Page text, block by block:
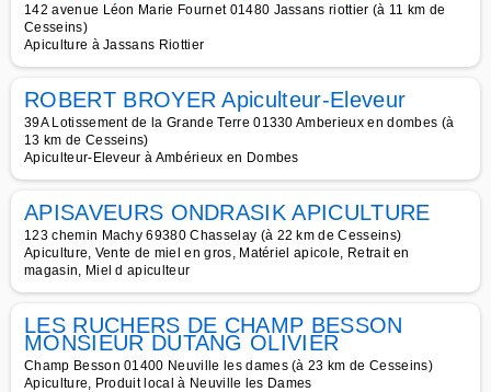
142 avenue Léon Marie Fournet 01480 Jassans riottier (à 11 km de
Cesseins)
Apiculture à Jassans Riottier
ROBERT BROYER Apiculteur-Eleveur
39A Lotissement de la Grande Terre 01330 Amberieux en dombes (à
13 km de Cesseins)
Apiculteur-Eleveur à Ambérieux en Dombes
APISAVEURS ONDRASIK APICULTURE
123 chemin Machy 69380 Chasselay (à 22 km de Cesseins)
Apiculture, Vente de miel en gros, Matériel apicole, Retrait en
magasin, Miel d apiculteur
LES RUCHERS DE CHAMP BESSON
MONSIEUR DUTANG OLIVIER
Champ Besson 01400 Neuville les dames (à 23 km de Cesseins)
Apiculture, Produit local à Neuville les Dames